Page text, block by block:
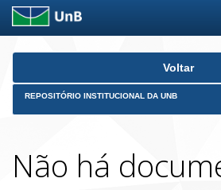
Skip
Voltar
REPOSITÓRIO INSTITUCIONAL DA UNB
Não há